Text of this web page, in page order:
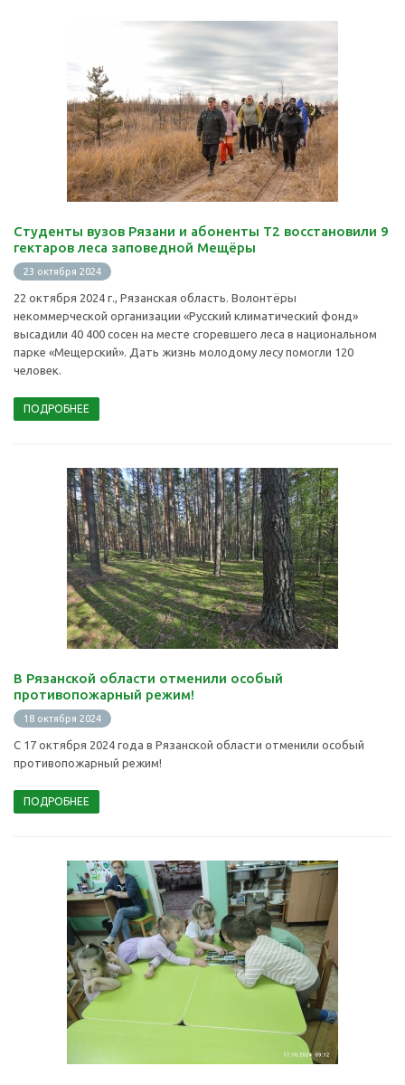
Студенты вузов Рязани и абоненты Т2 восстановили 9
гектаров леса заповедной Мещёры
23 октября 2024
22 октября 2024 г., Рязанская область. Волонтёры
некоммерческой организации «Русский климатический фонд»
высадили 40 400 сосен на месте сгоревшего леса в национальном
парке «Мещерский». Дать жизнь молодому лесу помогли 120
человек.
ПОДРОБНЕЕ
В Рязанской области отменили особый
противопожарный режим!
18 октября 2024
С 17 октября 2024 года в Рязанской области отменили особый
противопожарный режим!
ПОДРОБНЕЕ